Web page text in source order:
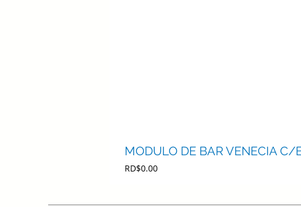
MODULO DE BAR VENECIA C/
Precio
RD$0.00